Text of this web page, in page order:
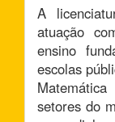
A
atuação
ensino
escolas
setores do